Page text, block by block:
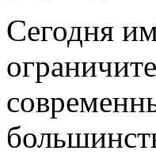
Сегодня